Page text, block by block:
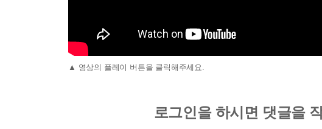
▲ 영상의 플레이 버튼을 클릭해주세요.